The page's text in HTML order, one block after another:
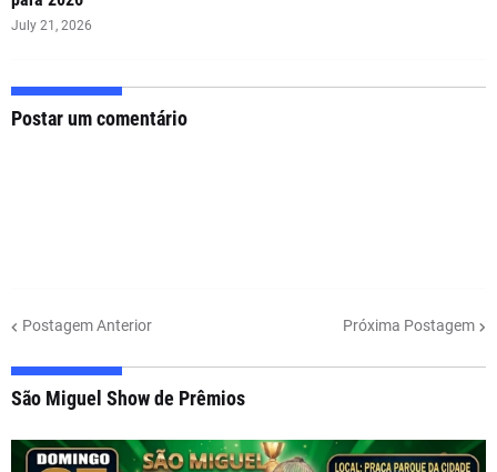
July 21, 2026
Postar um comentário
Postagem Anterior Próxima Postagem
São Miguel Show de Prêmios